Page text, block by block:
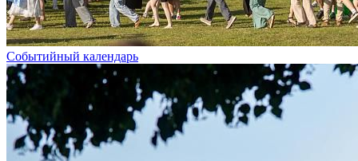
Событийный календарь